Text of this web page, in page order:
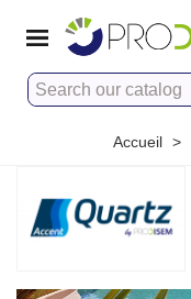
Accueil >